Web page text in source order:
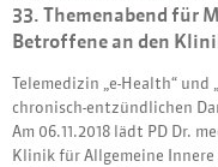
33. Themenabend für
Betroffene an den
Telemedizin „e-Health“ und
chronisch-entzündlichen
Am 06.11.2018 lädt PD Dr.
Klinik für Allgemeine